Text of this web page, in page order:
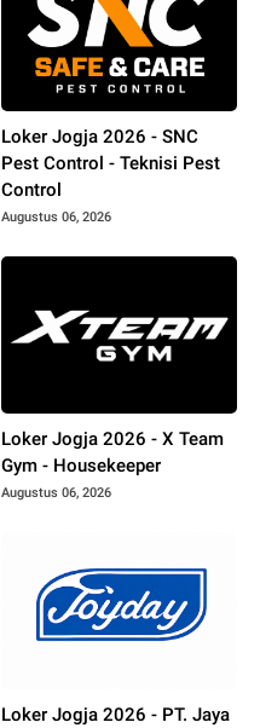
Loker Jogja 2026 - SNC
Pest Control - Teknisi Pest
Control
Augustus 06, 2026
Loker Jogja 2026 - X Team
Gym - Housekeeper
Augustus 06, 2026
Loker Jogja 2026 - PT. Jaya